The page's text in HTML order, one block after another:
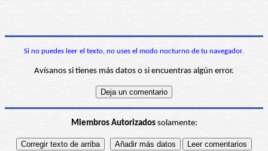
Si no puedes leer el texto, no uses el modo nocturno de tu navegador.
Avísanos si tienes más datos o si encuentras algún error.
Miembros Autorizadossolamente: